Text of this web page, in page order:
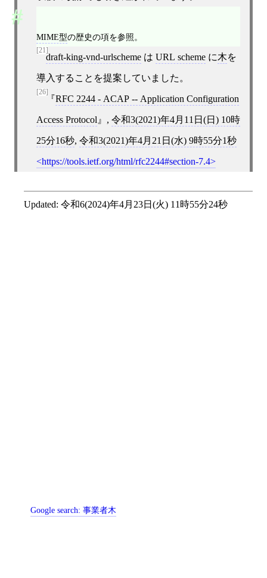
MIME型の歴史の項を参照。
[21]
draft-king-vnd-urlschemeは URL schemeに木を
導入することを提案していました。
[26]
RFC 2244 - ACAP -- Application Configuration
Access Protocol , 令和3(2021)年4月11日(日) 10時
25分16秒, 令和3(2021)年4月21日(水) 9時55分1秒
https://tools.ietf.org/html/rfc2244#section-7.4
Updated: 令和6(2024)年4月23日(火) 11時55分24秒
Google search:事業者木